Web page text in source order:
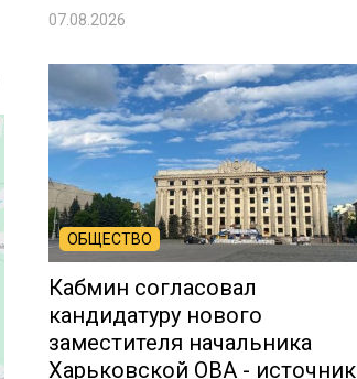
07.08.2026
ОБЩЕСТВО
Кабмин согласовал
кандидатуру нового
заместителя начальника
Харьковской ОВА - источник